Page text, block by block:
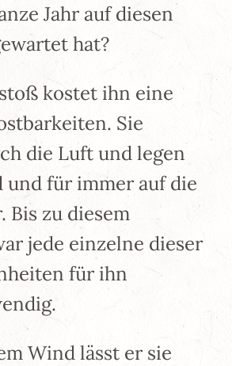
Jahr auf diesen
hat?
kostet ihn eine
Sie
die Luft und legen
und für immer auf die
Bis zu diesem
jede einzelne dieser
für ihn
Wind lässt er sie